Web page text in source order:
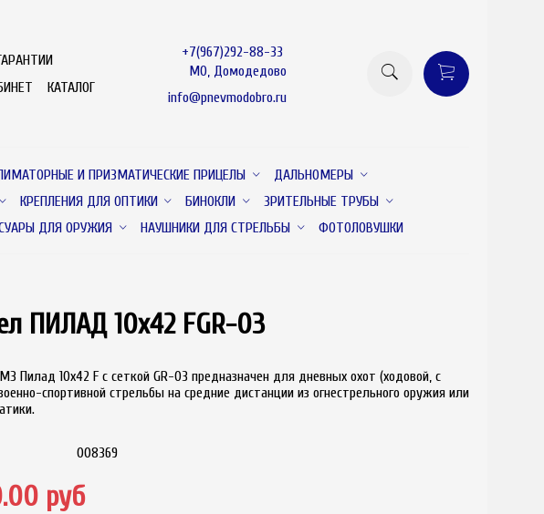
КАТАЛОГ
+7(967)292-88-33
МО, Домодедово
info@pnevmodobro.ru
И ПРИЗМАТИЧЕСКИЕ ПРИЦЕЛЫ
ДАЛЬНОМЕРЫ
КРЕПЛЕНИЯ ДЛЯ ОПТИКИ БИНОКЛИ
ЗРИТЕЛЬНЫЕ ТРУБЫ
ДЛЯ ОРУЖИЯ НАУШНИКИ ДЛЯ СТРЕЛЬБЫ ФОТОЛОВУШКИ
новинка товар отсутствует
ПИЛАД 10х42 FGR-03
Пилад 10x42 F с сеткой GR-03 предназначен для дневных охот (ходовой, с
спортивной стрельбы на средние дистанции из огнестрельного оружия или
008369
руб